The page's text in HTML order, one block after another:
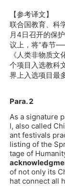
【参考译文】
联合国教育、科
月4日召开的保
议上，将“春节
《人类非物质
个项目入选教科
界上入选项目最
Para. 2
As a signature
l, also called
ant festivals
listing of the
tage of
of not only its
hat connect all